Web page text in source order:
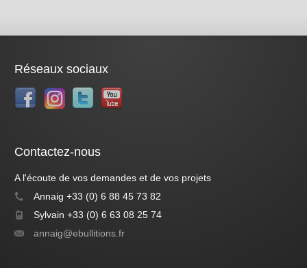
Réseaux sociaux
Contactez-nous
A l'écoute de vos demandes et de vos projets
Annaig +33 (0) 6 88 45 73 82
Sylvain +33 (0) 6 63 08 25 74
annaig@ebullitions.fr